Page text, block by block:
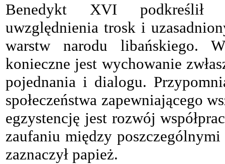
Benedykt XVI podkreślił
uwzględnienia trosk i
warstw narodu libańskiego.
konieczne jest wychowanie
pojednania i dialogu.
społeczeństwa zapewniającego
egzystencję jest rozwój
zaufaniu między
zaznaczył papież.